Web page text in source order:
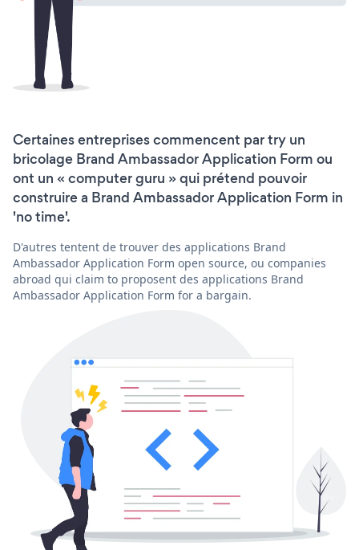
Certaines entreprises commencent par try un
bricolage Brand Ambassador Application Form ou
ont un « computer guru » qui prétend pouvoir
construire a Brand Ambassador Application Form in
'no time'.
D'autres tentent de trouver des applications Brand
Ambassador Application Form open source, ou companies
abroad qui claim to proposent des applications Brand
Ambassador Application Form for a bargain.